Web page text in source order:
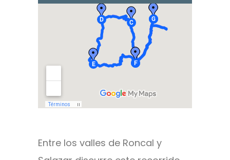
Entre los valles de Roncal y